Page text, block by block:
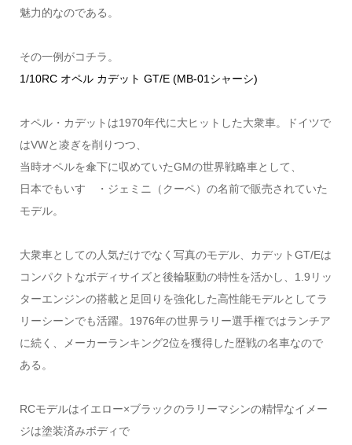
魅力的なのである。
その一例がコチラ。
1/10RC オペル カデット GT/E (MB-01シャーシ)
オペル・カデットは1970年代に大ヒットした大衆車。ドイツで
はVWと凌ぎを削りつつ、
当時オペルを傘下に収めていたGMの世界戦略車として、
日本でもいすゞ・ジェミニ（クーペ）の名前で販売されていた
モデル。
大衆車としての人気だけでなく写真のモデル、カデットGT/Eは
コンパクトなボディサイズと後輪駆動の特性を活かし、1.9リッ
ターエンジンの搭載と足回りを強化した高性能モデルとしてラ
リーシーンでも活躍。1976年の世界ラリー選手権ではランチア
に続く、メーカーランキング2位を獲得した歴戦の名車なので
ある。
RCモデルはイエロー×ブラックのラリーマシンの精悍なイメー
ジは塗装済みボディで